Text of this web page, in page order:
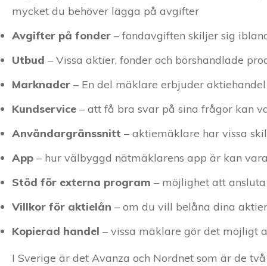
mycket du behöver lägga på avgifter
Avgifter på fonder – fondavgiften skiljer sig
Utbud – Vissa aktier, fonder och börshandlade
Marknader – En del mäklare erbjuder
Kundservice – att få bra svar på sina frågor kan
Användargränssnitt – aktiemäklare har vissa
App – hur välbyggd nätmäklarens app är kan
Stöd för externa program – möjlighet att
Villkor för aktielån – om du vill belåna dina
Kopierad handel – vissa mäklare gör det möjligt
I Sverige är det Avanza och Nordnet som är de